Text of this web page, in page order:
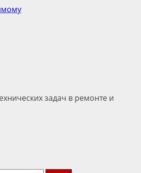
задач в ремонте и